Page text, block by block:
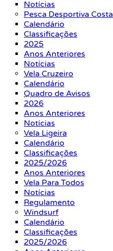
Notícias
Pesca Desportiva Costa
Calendário
Classificações
2025
Anos Anteriores
Notícias
Vela Cruzeiro
Calendário
Quadro de Avisos
2026
Anos Anteriores
Notícias
Vela Ligeira
Calendário
Classificações
2025/2026
Anos Anteriores
Vela Para Todos
Notícias
Regulamento
Windsurf
Calendário
Classificações
2025/2026